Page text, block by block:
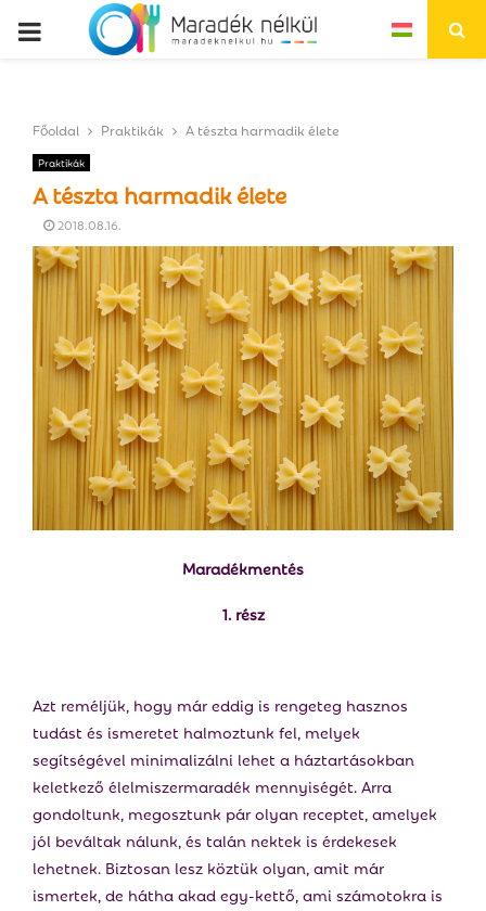
P
M
A
M
Főoldal Praktikák A tészta harmadik élete
Praktikák
A tészta harmadik élete
2018.08.16.
Maradékmentés
1. rész
Azt reméljük, hogy már eddig is rengeteg hasznos
tudást és ismeretet halmoztunk fel, melyek
segítségével minimalizálni lehet a háztartásokban
keletkező élelmiszermaradék mennyiségét. Arra
gondoltunk, megosztunk pár olyan receptet, amelyek
jól beváltak nálunk, és talán nektek is érdekesek
lehetnek. Biztosan lesz köztük olyan, amit már
ismertek, de hátha akad egy-kettő, ami számotokra is